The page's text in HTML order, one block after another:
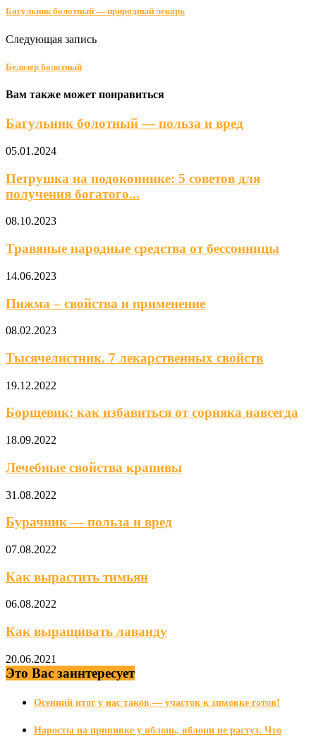
Багульник болотный — природный лекарь
Следующая запись
Белозер болотный
Вам также может понравиться
Багульник болотный — польза и вред
05.01.2024
Петрушка на подоконнике: 5 советов для
получения богатого...
08.10.2023
Травяные народные средства от бессонницы
14.06.2023
Пижма – свойства и применение
08.02.2023
Тысячелистник. 7 лекарственных свойств
19.12.2022
Борщевик: как избавиться от сорняка навсегда
18.09.2022
Лечебные свойства крапивы
31.08.2022
Бурачник — польза и вред
07.08.2022
Как вырастить тимьян
06.08.2022
Как выращивать лаванду
20.06.2021
Это Вас заинтересует
Осенний итог у нас таков — участок к зимовке готов!
Наросты на прививке у яблонь, яблони не растут. Что